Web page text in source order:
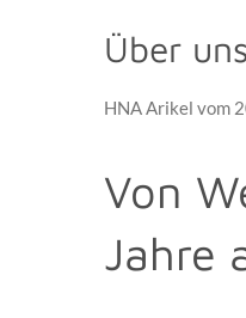
Über uns
HNA Arikel vom
Von
Jahre